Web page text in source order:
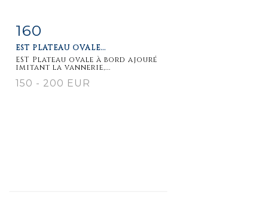
Item detail
160
EST PLATEAU OVALE...
EST Plateau ovale à bord ajouré
imitant la vannerie,...
150 - 200 EUR